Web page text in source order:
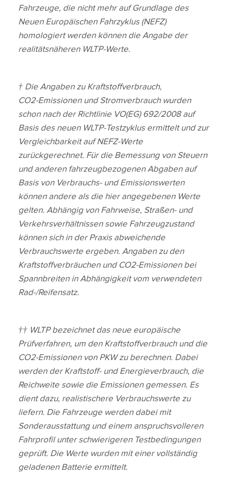
Fahrzeuge, die nicht mehr auf Grundlage des
Neuen Europäischen Fahrzyklus (NEFZ)
homologiert werden können die Angabe der
realitätsnäheren WLTP‑Werte.
† Die Angaben zu Kraftstoffverbrauch,
CO2‑Emissionen und Stromverbrauch wurden
schon nach der Richtlinie VO(EG) 692/2008 auf
Basis des neuen WLTP‑Testzyklus ermittelt und zur
Vergleichbarkeit auf NEFZ‑Werte
zurückgerechnet. Für die Bemessung von Steuern
und anderen fahrzeugbezogenen Abgaben auf
Basis von Verbrauchs‑ und Emissionswerten
können andere als die hier angegebenen Werte
gelten. Abhängig von Fahrweise, Straßen‑ und
Verkehrsverhältnissen sowie Fahrzeugzustand
können sich in der Praxis abweichende
Verbrauchswerte ergeben. Angaben zu den
Kraftstoffverbräuchen und CO2‑Emissionen bei
Spannbreiten in Abhängigkeit vom verwendeten
Rad‑/Reifensatz.
†† WLTP bezeichnet das neue europäische
Prüfverfahren, um den Kraftstoffverbrauch und die
CO2‑Emissionen von PKW zu berechnen. Dabei
werden der Kraftstoff‑ und Energieverbrauch, die
Reichweite sowie die Emissionen gemessen. Es
dient dazu, realistischere Verbrauchswerte zu
liefern. Die Fahrzeuge werden dabei mit
Sonderausstattung und einem anspruchsvolleren
Fahrprofil unter schwierigeren Testbedingungen
geprüft. Die Werte wurden mit einer vollständig
geladenen Batterie ermittelt.